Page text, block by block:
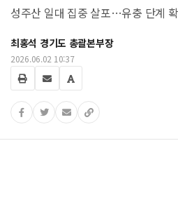
성주산 일대 집중 살포…유충 단계
최홍석 경기도 총괄본부장
2026.06.02 10:37